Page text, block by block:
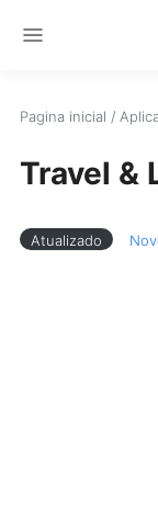
menu
Pagina inicial /
Travel &
Atualizado